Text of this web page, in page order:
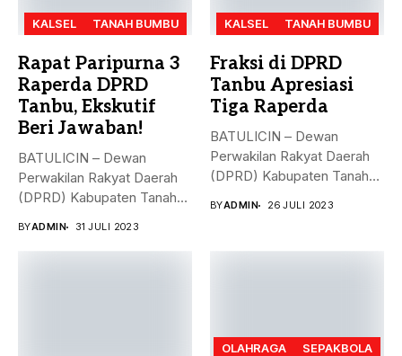
KALSEL TANAH BUMBU
Rapat Paripurna 3
Raperda DPRD
Tanbu, Ekskutif
Beri Jawaban!
BATULICIN – Dewan
Perwakilan Rakyat Daerah
(DPRD) Kabupaten Tanah
BYADMIN 31 JULI 2023
KALSEL TANAH BUMBU
Fraksi di DPRD
Tanbu Apresiasi
Tiga Raperda
BATULICIN – Dewan
Perwakilan Rakyat Daerah
(DPRD) Kabupaten Tanah
BYADMIN 26 JULI 2023
OLAHRAGA
SEPAKBOLA